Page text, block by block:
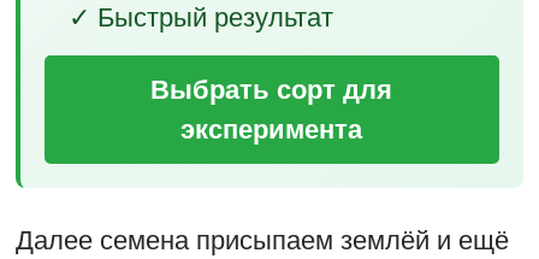
✓ Быстрый результат
Выбрать сорт для
эксперимента
Далее семена присыпаем землёй и ещё